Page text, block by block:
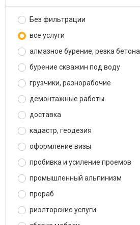
Без фильтрации
все услуги
алмазное бурение, резка бетона
бурение скважин под воду
грузчики, разнорабочие
демонтажные работы
доставка
кадастр, геодезия
оформление визы
пробивка и усиление проемов
промышленный альпинизм
прораб
риэлторские услуги